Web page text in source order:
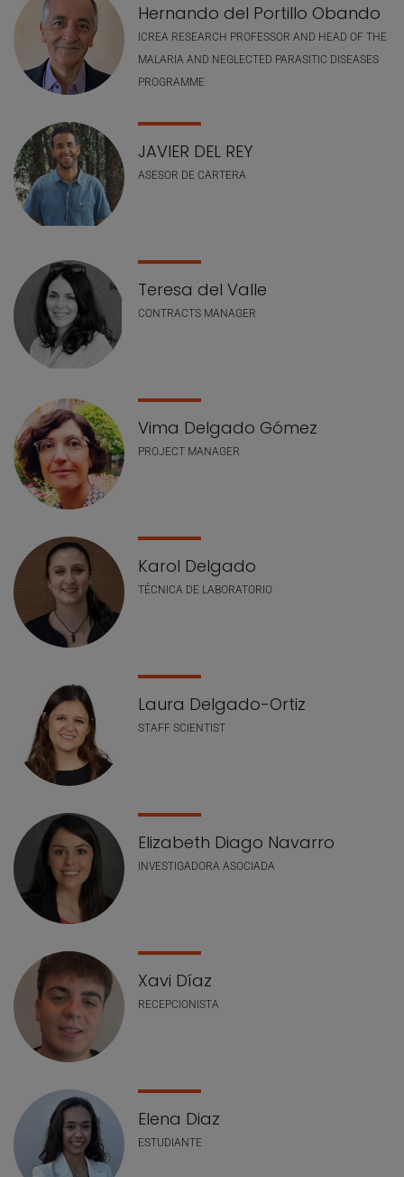
Hernando del Portillo Obando
ICREA RESEARCH PROFESSOR AND HEAD OF THE
MALARIA AND NEGLECTED PARASITIC DISEASES
PROGRAMME
JAVIER DEL REY
ASESOR DE CARTERA
Teresa del Valle
CONTRACTS MANAGER
Vima Delgado Gómez
PROJECT MANAGER
Karol Delgado
TÉCNICA DE LABORATORIO
Laura Delgado-Ortiz
STAFF SCIENTIST
Elizabeth Diago Navarro
INVESTIGADORA ASOCIADA
Xavi Díaz
RECEPCIONISTA
Elena Diaz
ESTUDIANTE